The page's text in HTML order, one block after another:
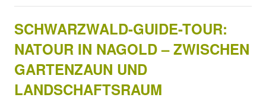
SCHWARZWALD-GUIDE-TOUR:
NATOUR IN NAGOLD – ZWISCHEN
GARTENZAUN UND
LANDSCHAFTSRAUM